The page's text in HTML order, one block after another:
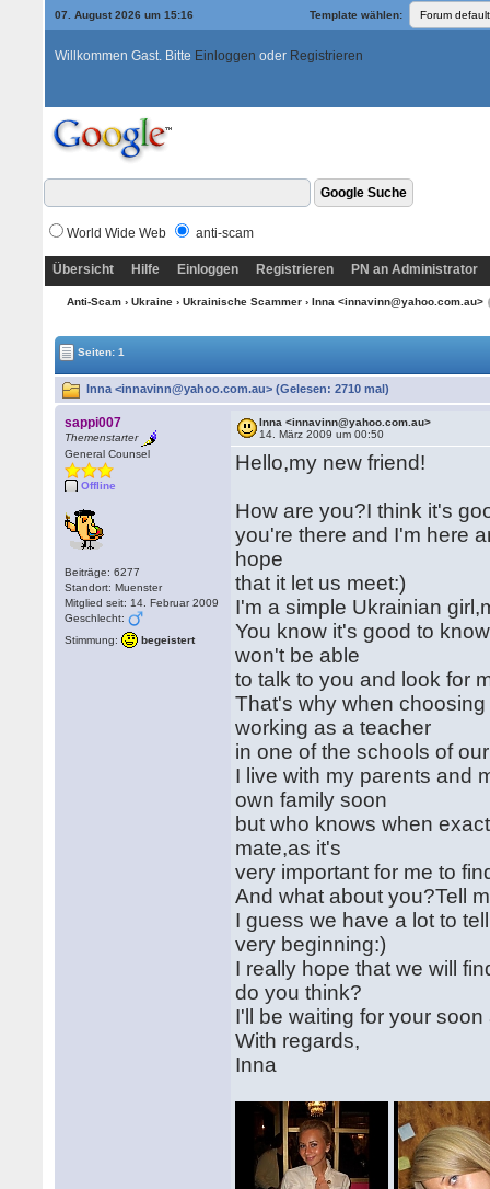
07. August 2026 um 15:16 Template wählen:
Willkommen Gast. Bitte Einloggen oder Registrieren
World Wide Web anti-scam
Übersicht Hilfe Einloggen Registrieren PN an Administrator
Anti-Scam› Ukraine› Ukrainische Scammer› Inna <innavinn@yahoo.com.au>
Seiten: 1
Inna <innavinn@yahoo.com.au> (Gelesen: 2710 mal)
sappi007
Themenstarter
General Counsel
Offline
Beiträge: 6277
Standort: Muenster
Mitglied seit: 14. Februar 2009
Geschlecht:
Stimmung:
begeistert
Inna <innavinn@yahoo.com.au>
14. März 2009 um 00:50
Hello,my new friend!
How are you?I think it's
you're there and I'm here
hope
that it let us meet:)
I'm a simple Ukrainian
You know it's good to
won't be able
to talk to you and look for
That's why when
working as a teacher
in one of the schools of
I live with my parents and
own family soon
but who knows when
mate,as it's
very important for me to
And what about you?Tell
I guess we have a lot to
very beginning:)
I really hope that we will
do you think?
I'll be waiting for your
With regards,
Inna